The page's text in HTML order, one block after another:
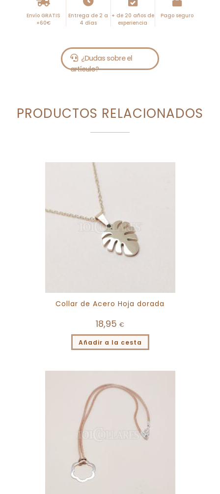
Envío GRATIS
+60€
Entrega de 2 a
4 días
+ de 20 años de
experiencia
Pago seguro
PRODUCTOS RELACIONADOS
Collar de Acero Hoja dorada
18,95 €
Añadir a la cesta